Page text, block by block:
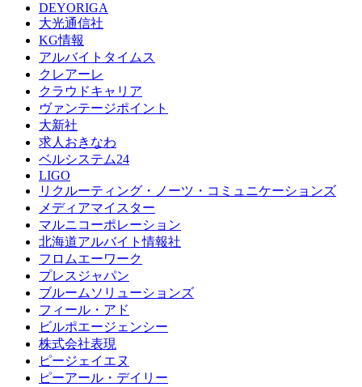
DEYORIGA
大光通信社
KG情報
アルバイトタイムス
クレアーレ
クラウドキャリア
ヴァンテージポイント
大新社
求人おきなわ
ベルシステム24
LIGO
リクルーティング・ノーツ・コミュニケーションズ
メディアマイスター
マルニコーポレーション
北海道アルバイト情報社
フロムエーワーク
プレスジャパン
ブルームソリューションズ
フィール・アド
ビルポエージェンシー
株式会社表現
ピージェイエヌ
ピーアール・デイリー